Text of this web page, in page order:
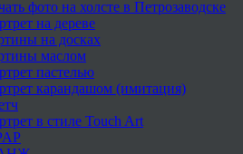
фото на холсте в Петрозаводске
на дереве
на досках
маслом
пастелью
карандашом (имитация)
в стиле Touch Art